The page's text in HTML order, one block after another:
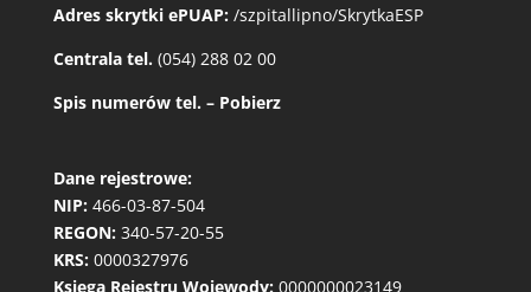
Adres skrytki ePUAP: /szpitallipno/SkrytkaESP
Centrala tel. (054) 288 02 00
Spis numerów tel. – Pobierz
Dane rejestrowe:
NIP: 466-03-87-504
REGON: 340-57-20-55
KRS: 0000327976
Księga Rejestru Wojewody: 0000000023149